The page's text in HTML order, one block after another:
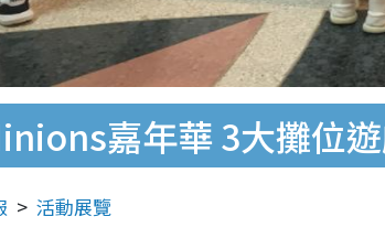
嘉年華 3大攤位
活動展覽